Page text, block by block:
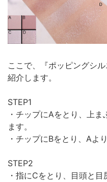
ここで、『ポッピングシ
紹介します。
STEP1
・チップにAをとり、上
ます。
・チップにBをとり、Aよ
STEP2
・指にCをとり、目頭と